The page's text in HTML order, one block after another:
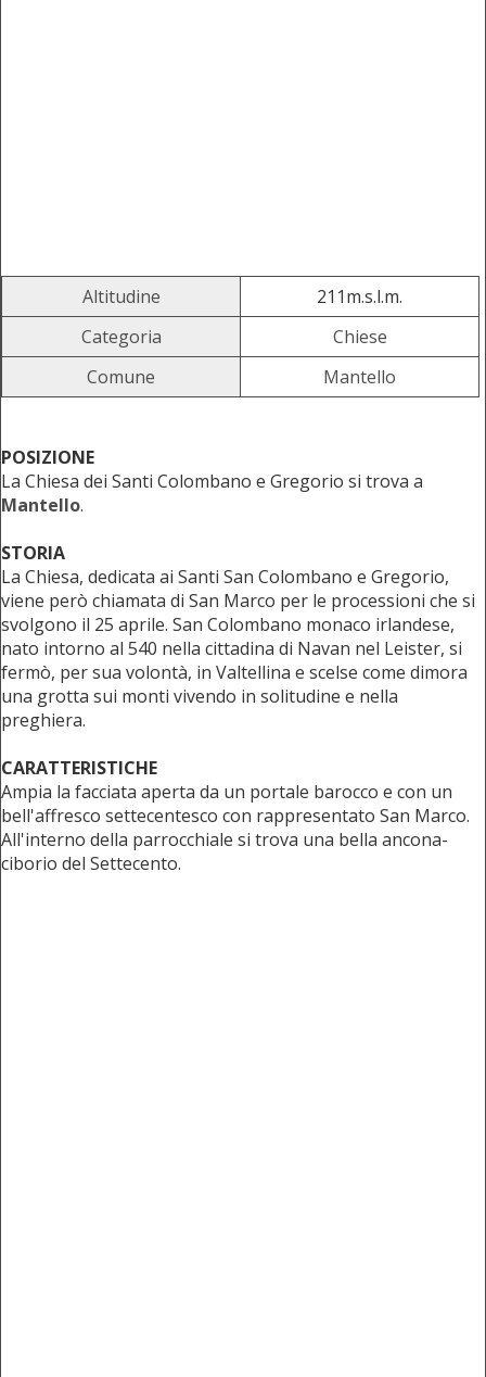
Altitudine
211m.s.l.m.
Categoria
Chiese
Comune
Mantello
POSIZIONE
La Chiesa dei Santi Colombano e Gregorio si trova a
Mantello.
STORIA
La Chiesa, dedicata ai Santi San Colombano e Gregorio,
viene però chiamata di San Marco per le processioni che si
svolgono il 25 aprile. San Colombano monaco irlandese,
nato intorno al 540 nella cittadina di Navan nel Leister, si
fermò, per sua volontà, in Valtellina e scelse come dimora
una grotta sui monti vivendo in solitudine e nella
preghiera.
CARATTERISTICHE
Ampia la facciata aperta da un portale barocco e con un
bell'affresco settecentesco con rappresentato San Marco.
All'interno della parrocchiale si trova una bella ancona-
ciborio del Settecento.